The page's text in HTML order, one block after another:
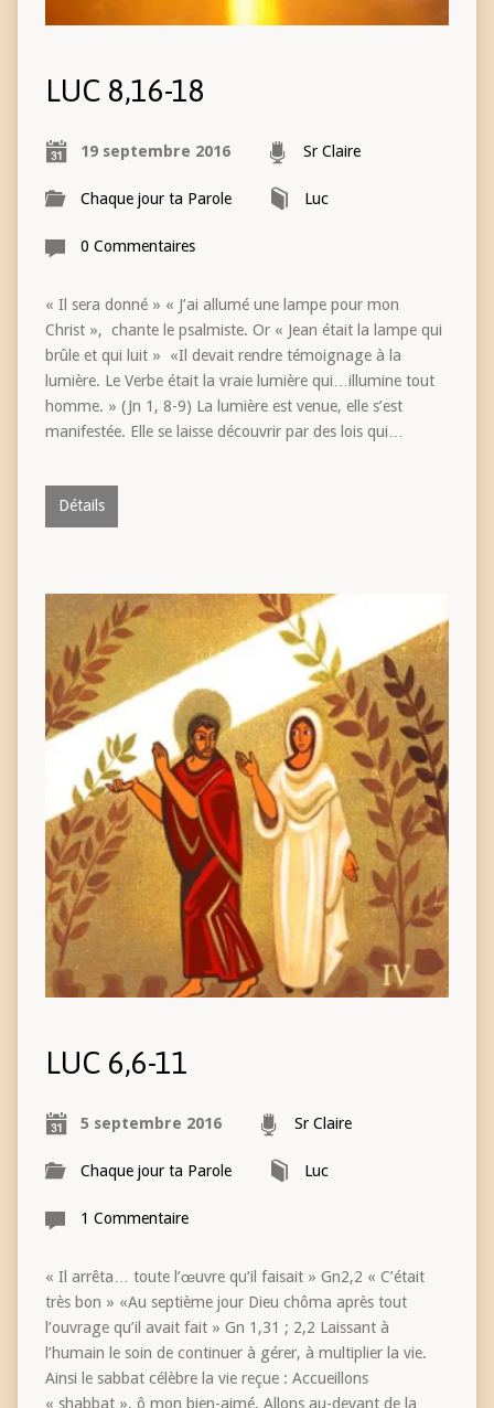
LUC 8,16-18
19 septembre 2016 Sr Claire
Chaque jour ta Parole Luc
0 Commentaires
« Il sera donné » « J’ai allumé une lampe pour mon
Christ », chante le psalmiste. Or « Jean était la lampe qui
brûle et qui luit » «Il devait rendre témoignage à la
lumière. Le Verbe était la vraie lumière qui…illumine tout
homme. » (Jn 1, 8-9) La lumière est venue, elle s’est
manifestée. Elle se laisse découvrir par des lois qui…
Détails
LUC 6,6-11
5 septembre 2016 Sr Claire
Chaque jour ta Parole Luc
1 Commentaire
« Il arrêta… toute l’œuvre qu’il faisait » Gn2,2 « C’était
très bon » «Au septième jour Dieu chôma après tout
l’ouvrage qu’il avait fait » Gn 1,31 ; 2,2 Laissant à
l’humain le soin de continuer à gérer, à multiplier la vie.
Ainsi le sabbat célèbre la vie reçue : Accueillons
« shabbat », ô mon bien-aimé, Allons au-devant de la